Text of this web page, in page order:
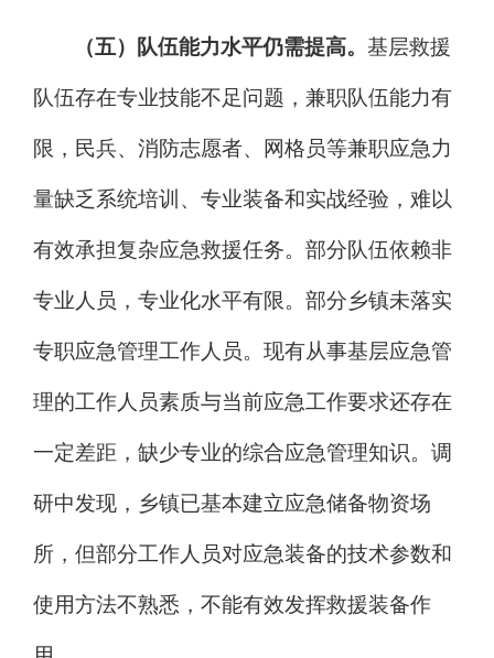
（五）队伍能力水平仍需提高。基层救援
队伍存在专业技能不足问题，兼职队伍能力有
限，民兵、消防志愿者、网格员等兼职应急力
量缺乏系统培训、专业装备和实战经验，难以
有效承担复杂应急救援任务。部分队伍依赖非
专业人员，专业化水平有限。部分乡镇未落实
专职应急管理工作人员。现有从事基层应急管
理的工作人员素质与当前应急工作要求还存在
一定差距，缺少专业的综合应急管理知识。调
研中发现，乡镇已基本建立应急储备物资场
所，但部分工作人员对应急装备的技术参数和
使用方法不熟悉，不能有效发挥救援装备作